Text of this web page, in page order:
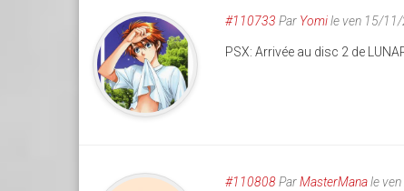
#110733 Par Yomile ven 15/
PSX: Arrivée au disc 2 de
#110808ParMasterManale